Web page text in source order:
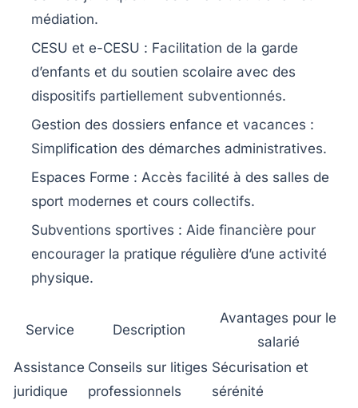
médiation.
CESU et e-CESU : Facilitation de la garde
d’enfants et du soutien scolaire avec des
dispositifs partiellement subventionnés.
Gestion des dossiers enfance et vacances :
Simplification des démarches administratives.
Espaces Forme : Accès facilité à des salles de
sport modernes et cours collectifs.
Subventions sportives : Aide financière pour
encourager la pratique régulière d’une activité
physique.
Service Description
Avantages pour le
salarié
Assistance
juridique
Conseils sur litiges
professionnels
Sécurisation et
sérénité